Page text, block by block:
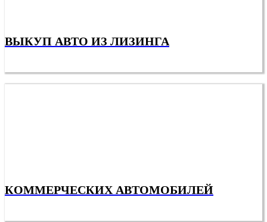
ВЫКУП АВТО ИЗ ЛИЗИНГА
КОММЕРЧЕСКИХ АВТОМОБИЛЕЙ